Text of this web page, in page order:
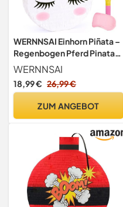
WERNNSAI Einhorn Piñata –
Regenbogen Pferd Pinata
Geburtstag Mädchen Rosa
Blumen mit Stock &
Augenmaske 40x31cm –
Mädchen Kinder
Familienspiele
WERNNSAI
18,99 € 26,99 €
ZUM ANGEBOT